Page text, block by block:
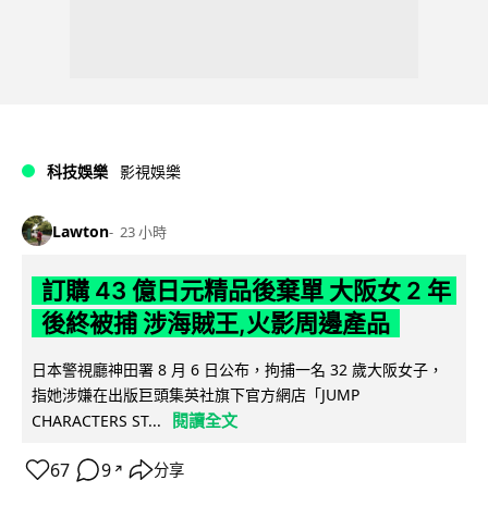
科技娛樂 影視娛樂
Lawton 23 小時
訂購 43 億日元精品後棄單 大阪女 2 年
後終被捕 涉海賊王,火影周邊產品
日本警視廳神田署 8 月 6 日公布，拘捕一名 32 歲大阪女子，
指她涉嫌在出版巨頭集英社旗下官方網店「JUMP
CHARACTERS ST...
閱讀全文
67 9 ↗ 分享